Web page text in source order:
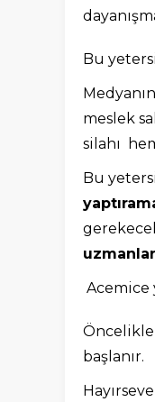
Bu
meslek
silahı
Bu
Acemice
başlanır.